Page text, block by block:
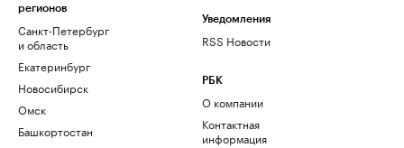
регионов
Санкт-Петербург
и область
Екатеринбург
Новосибирск
Омск
Башкортостан
Уведомления
RSS Новости
РБК
О компании
Контактная
информация